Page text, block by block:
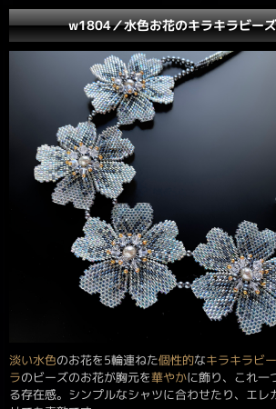
w1804／水色お花のキラキラビー
淡い水色のお花を5輪連ねた個性的なキラキラビ
ラのビーズのお花が胸元を華やかに飾り、これ一
る存在感。シンプルなシャツに合わせたり、エレ